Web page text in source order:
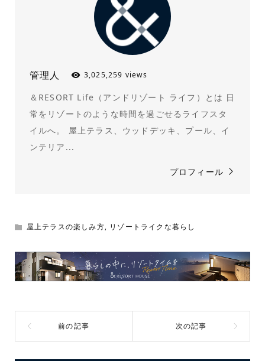
管理人 3,025,259 views
＆RESORT Life（アンドリゾート ライフ）とは 日
常をリゾートのような時間を過ごせるライフスタ
イルへ。 屋上テラス、ウッドデッキ、プール、イ
ンテリア...
プロフィール
屋上テラスの楽しみ方, リゾートライクな暮らし